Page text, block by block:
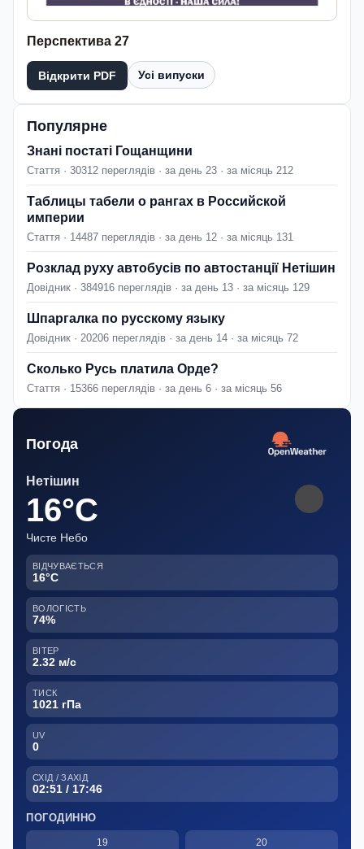
Перспектива 27
Відкрити PDF Усі випуски
Популярне
Знані постаті Гощанщини
Стаття · 30312 переглядів · за день 23 · за місяць 212
Таблицы табели о рангах в Российской
империи
Стаття · 14487 переглядів · за день 12 · за місяць 131
Розклад руху автобусів по автостанції Нетішин
Довідник · 384916 переглядів · за день 13 · за місяць 129
Шпаргалка по русскому языку
Довідник · 20206 переглядів · за день 14 · за місяць 72
Сколько Русь платила Орде?
Стаття · 15366 переглядів · за день 6 · за місяць 56
Погода
Нетішин
16°C
Чисте Небо
ВІДЧУВАЄТЬСЯ
16°C
ВОЛОГІСТЬ
74%
ВІТЕР
2.32 м/с
ТИСК
1021 гПа
UV
0
СХІД / ЗАХІД
02:51 / 17:46
ПОГОДИННО
19 20